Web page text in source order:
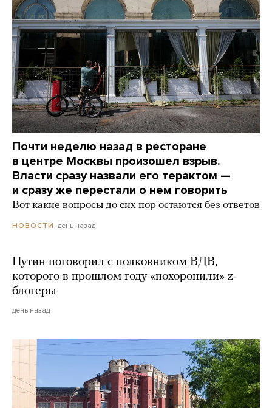
Почти неделю назад в ресторане
в центре Москвы произошел взрыв.
Власти сразу назвали его терактом —
и сразу же перестали о нем говорить
Вот какие вопросы до сих пор остаются без ответов
НОВОСТИ день назад
Путин поговорил с полковником ВДВ,
которого в прошлом году «похоронили» z-
блогеры
день назад